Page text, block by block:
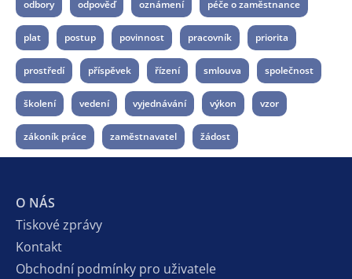
odbory odpověď oznámení péče o zaměstnance
plat postup povinnost pracovník priorita
prostředí příspěvek řízení smlouva společnost
školení vedení vyjednávání výkon vzor
zákoník práce zaměstnavatel žádost
O NÁS
Tiskové zprávy
Kontakt
Obchodní podmínky pro uživatele